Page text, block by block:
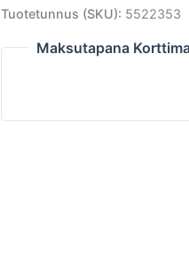
Tuotetunnus (SKU): 5522353
Maksutapana